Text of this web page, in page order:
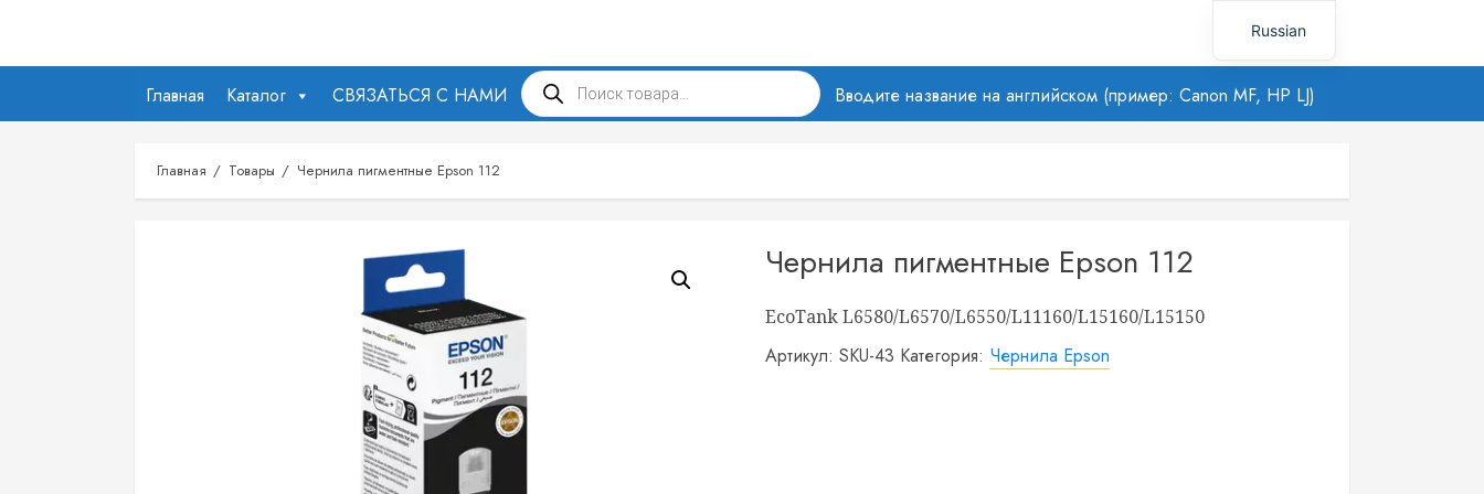
содержимому
Главная
Каталог СВЯЗАТЬСЯ С НАМИ
Поиск
товаров Вводите название на английском (пример: Canon MF, HP LJ)
Главная Товары Чернила пигментные Epson 112
Чернила пигментные Epson 112
EcoTank L6580/L6570/L6550/L11160/L15160/L15150
Артикул:SKU-43 Категория: Чернила Epson
Russian
Uzbek